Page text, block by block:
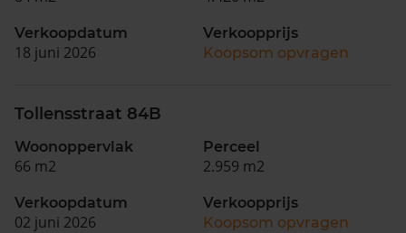
Verkoopdatum
18 juni 2026
Verkoopprijs
Koopsom opvragen
Tollensstraat 84B
Woonoppervlak
66 m2
Perceel
2.959 m2
Verkoopdatum
02 juni 2026
Verkoopprijs
Koopsom opvragen